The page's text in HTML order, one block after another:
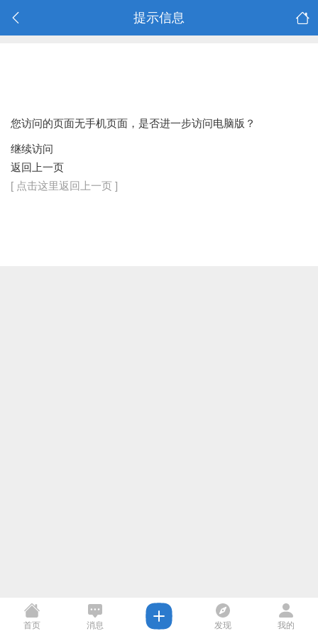
提示信息
您访问的页面无手机页面，是否进一步访问电脑版？
继续访问
返回上一页
[ 点击这里返回上一页 ]
首页 消息 发现 我的